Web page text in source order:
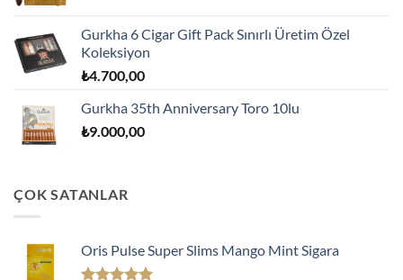
Gurkha 6 Cigar Gift Pack Sınırlı Üretim Özel
Koleksiyon
₺4.700,00
Gurkha 35th Anniversary Toro 10lu
₺9.000,00
ÇOK SATANLAR
Oris Pulse Super Slims Mango Mint Sigara